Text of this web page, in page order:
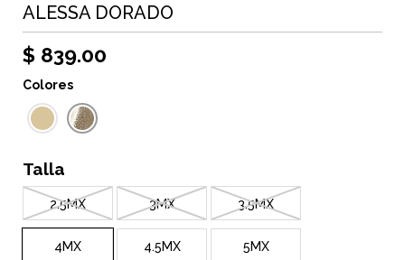
ALESSA DORADO
$ 839.00
Colores
Talla
2.5MX 3MX 3.5MX
4MX 4.5MX 5MX